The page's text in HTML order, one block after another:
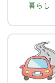
暮らし